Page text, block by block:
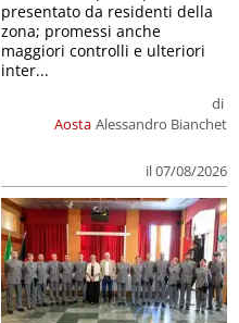
Aosta
di
Alessandro Bianchet
il 07/08/2026
presentato da residenti della
zona; promessi anche
maggiori controlli e ulteriori
inter...